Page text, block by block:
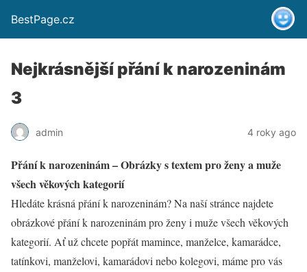
BestPage.cz
Nejkrásnější přání k narozeninám
3
admin 4 roky ago
Přání k narozeninám – Obrázky s textem pro ženy a muže
všech věkových kategorií
Hledáte krásná přání k narozeninám? Na naší stránce najdete
obrázkové přání k narozeninám pro ženy i muže všech věkových
kategorií. Ať už chcete popřát mamince, manželce, kamarádce,
tatínkovi, manželovi, kamarádovi nebo kolegovi, máme pro vás